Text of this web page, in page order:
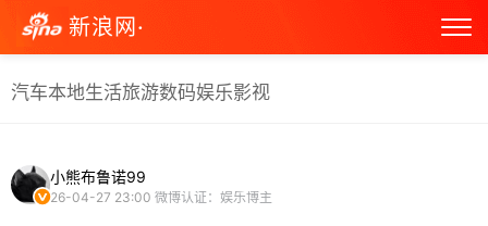
新浪网·
汽车本地生活旅游数码娱乐影视
小熊布鲁诺99
26-04-27 23:00 微博认证：娱乐博主